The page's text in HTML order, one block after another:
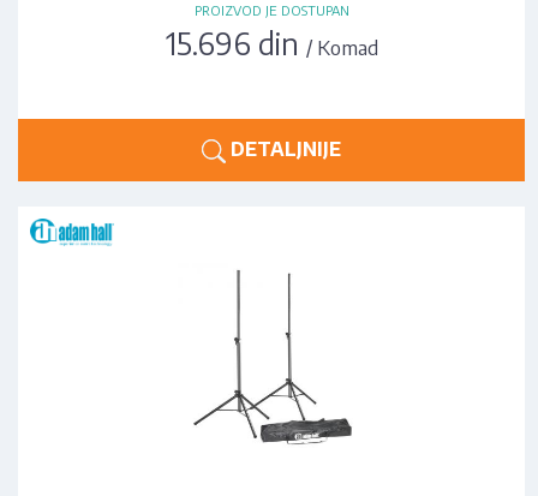
PROIZVOD JE DOSTUPAN
15.696 din / Komad
DETALJNIJE